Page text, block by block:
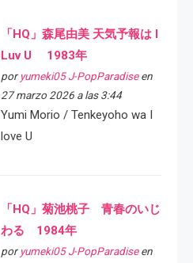
「HQ」森尾由美 天気予報は I
Luv U 1983年
por yumeki05 J-PopParadiseen
27 marzo 2026 a las 3:44
Yumi Morio / Tenkeyoho wa I
love U
「HQ」菊池桃子 青春のいじ
わる 1984年
por yumeki05 J-PopParadiseen